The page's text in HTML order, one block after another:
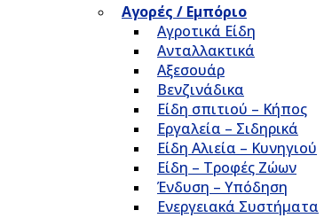
Αγορές / Εμπόριο
Αγροτικά Είδη
Ανταλλακτικά
Αξεσουάρ
Βενζινάδικα
Είδη σπιτιού – Κήπος
Εργαλεία – Σιδηρικά
Είδη Αλιεία – Κυνηγιού
Είδη – Τροφές Ζώων
Ένδυση – Υπόδηση
Ενεργειακά Συστήματα